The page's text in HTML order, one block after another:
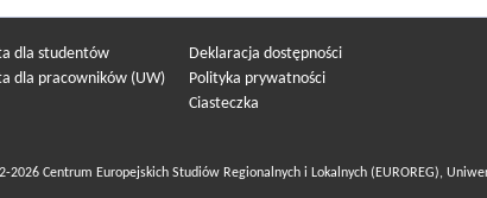
dla studentów
dla pracowników (UW)
Deklaracja dostępności
Polityka prywatności
Ciasteczka
2026 Centrum Europejskich Studiów Regionalnych i Lokalnych (EUROREG),